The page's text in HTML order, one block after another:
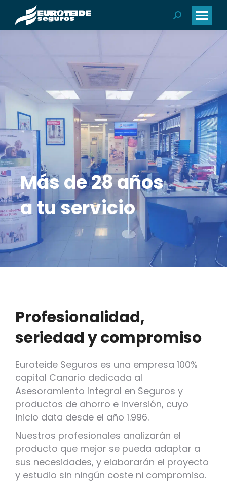
Buscar:
Más de 28 años
a tu servicio
Profesionalidad,
seriedad y compromiso
Euroteide Seguros es una empresa 100%
capital Canario dedicada al
Asesoramiento Integral en Seguros y
productos de ahorro e Inversión, cuyo
inicio data desde el año 1.996.
Nuestros profesionales analizarán el
producto que mejor se pueda adaptar a
sus necesidades, y elaborarán el proyecto
y estudio sin ningún coste ni compromiso.